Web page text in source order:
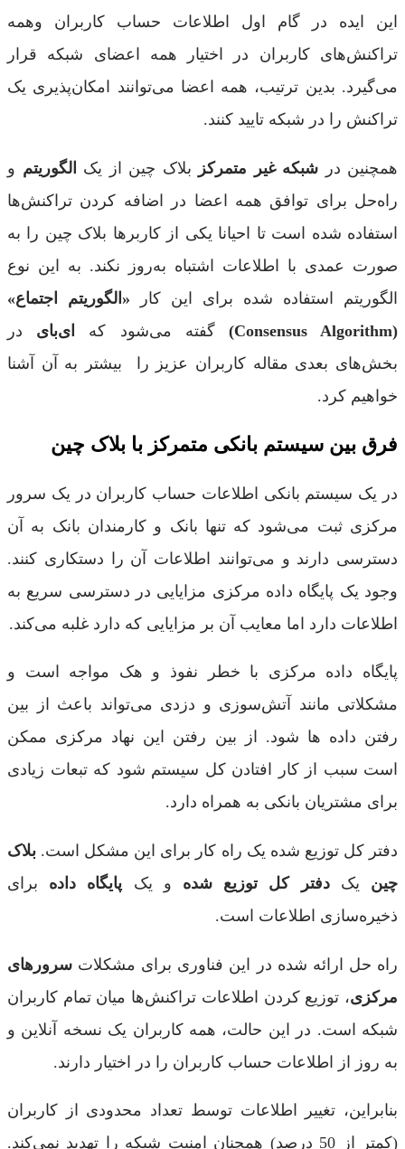
این ایده در گام اول اطلاعات حساب کاربران وهمه
تراکنش‌های کاربران در اختیار همه اعضای شبکه قرار
می‌گیرد. بدین ترتیب، همه اعضا می‌توانند امکان‌پذیری یک
تراکنش را در شبکه تایید کنند.
همچنین در شبکه غیر متمرکز بلاک چین از یک الگوریتم و
راه‌حل برای توافق همه اعضا در اضافه کردن تراکنش‌ها
استفاده شده است تا احیانا یکی از کاربرها بلاک چین را به
صورت عمدی با اطلاعات اشتباه به‌روز نکند. به این نوع
الگوریتم استفاده شده برای این کار «الگوریتم اجتماع»
(Consensus Algorithm)
گفته می‌شود که ای‌بای در
بخش‌های بعدی مقاله کاربران عزیز را بیشتر به آن آشنا
خواهیم کرد.
فرق بین سیستم بانکی متمرکز با بلاک چین
در یک سیستم بانکی اطلاعات حساب کاربران در یک سرور
مرکزی ثبت می‌شود که تنها بانک و کارمندان بانک به آن
دسترسی دارند و می‌توانند اطلاعات آن را دستکاری کنند.
وجود یک پایگاه داده مرکزی مزایایی در دسترسی سریع به
اطلاعات دارد اما معایب آن بر مزایایی که دارد غلبه می‌کند.
پایگاه داده مرکزی با خطر نفوذ و هک مواجه است و
مشکلاتی مانند آتش‌سوزی و دزدی می‌تواند باعث از بین
رفتن داده ها شود. از بین رفتن این نهاد مرکزی ممکن
است سبب از کار افتادن کل سیستم شود که تبعات زیادی
برای مشتریان بانکی به همراه دارد.
دفتر کل توزیع شده یک راه‌ کار برای این مشکل است. بلاک
چین یکدفتر کل توزیع شده و یک پایگاه داده برای
ذخیره‌سازی اطلاعات است.
راه حل ارائه شده در این فناوری برای مشکلات سرورهای
مرکزی، توزیع کردن اطلاعات تراکنش‌ها میان تمام کاربران
شبکه است. در این حالت، همه کاربران یک نسخه آنلاین و
به روز از اطلاعات حساب کاربران را در اختیار دارند.
بنابراین، تغییر اطلاعات توسط تعداد محدودی از کاربران
(کمتر از 50 درصد) همچنان امنیت شبکه را تهدید نمی‌کند.